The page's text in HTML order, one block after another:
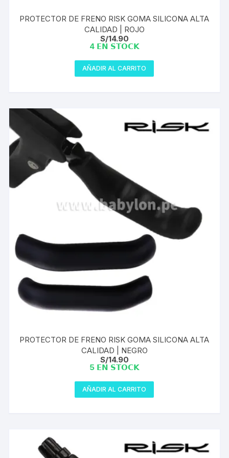
PROTECTOR DE FRENO RISK GOMA SILICONA ALTA
CALIDAD | ROJO
S/14.90
4 𝗘𝗡 𝗦𝗧𝗢𝗖𝗞
AÑADIR AL CARRITO
PROTECTOR DE FRENO RISK GOMA SILICONA ALTA
CALIDAD | NEGRO
S/14.90
5 𝗘𝗡 𝗦𝗧𝗢𝗖𝗞
AÑADIR AL CARRITO